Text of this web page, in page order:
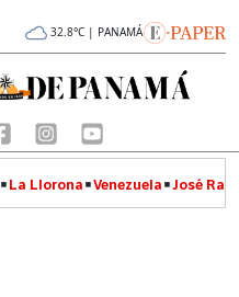
32.8°C | PANAMÁ
La Llorona Venezuela José